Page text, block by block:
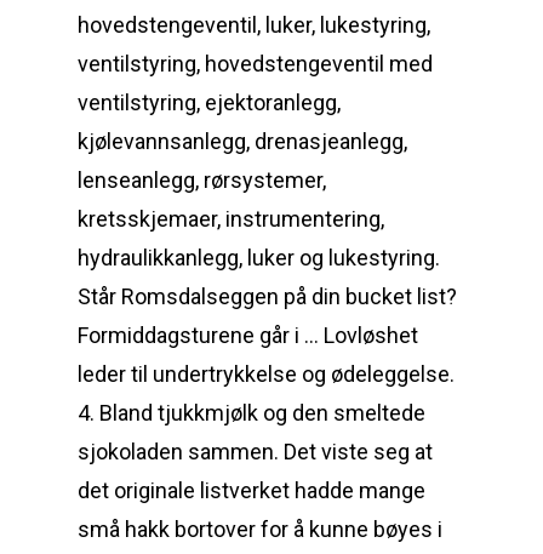
hovedstengeventil, luker, lukestyring,
ventilstyring, hovedstengeventil med
ventilstyring, ejektoranlegg,
kjølevannsanlegg, drenasjeanlegg,
lenseanlegg, rørsystemer,
kretsskjemaer, instrumentering,
hydraulikkanlegg, luker og lukestyring.
Står Romsdalseggen på din bucket list?
Formiddagsturene går i … Lovløshet
leder til undertrykkelse og ødeleggelse.
4. Bland tjukkmjølk og den smeltede
sjokoladen sammen. Det viste seg at
det originale listverket hadde mange
små hakk bortover for å kunne bøyes i